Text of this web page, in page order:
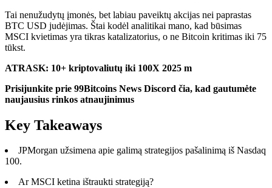
Tai nenužudytų įmonės, bet labiau paveiktų akcijas nei paprastas
BTC USD judėjimas. Štai kodėl analitikai mano, kad būsimas
MSCI kvietimas yra tikras katalizatorius, o ne Bitcoin kritimas iki 75
tūkst.
ATRASK: 10+ kriptovaliutų iki 100X 2025 m
Prisijunkite prie 99Bitcoins News Discord čia, kad gautumėte
naujausius rinkos atnaujinimus
Key Takeaways
JPMorgan užsimena apie galimą strategijos pašalinimą iš Nasdaq
100.
Ar MSCI ketina ištraukti strategiją?